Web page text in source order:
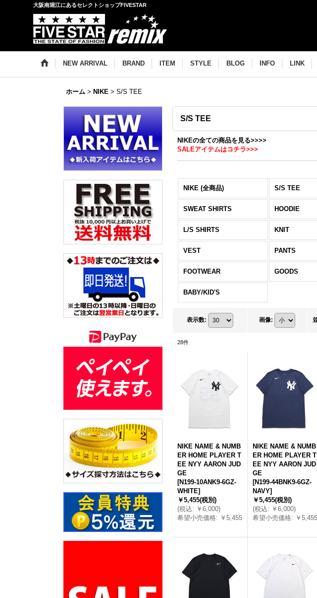
大阪南堀江にあるセレクトショップFIVESTAR
NEW ARRIVAL BRAND ITEM STYLE BLOG INFO LINK
ホーム > NIKE > S/S TEE
S/S TEE
NIKEの全ての商品を見る>>>>
SALEアイテムはコチラ>>>
NIKE (全商品) S/S TEE
SWEAT SHIRTS HOODIE
L/S SHIRTS KNIT
VEST PANTS
FOOTWEAR GOODS
BABY/KID'S
表示数: 画像:
28件
NIKE NAME & NUMB
ER HOME PLAYER T
EE NYY AARON JUD
GE
[N199-10ANK9-6GZ-
WHITE]
￥5,455(税別)
(税込: ￥6,000)
希望小売価格: ￥5,455
NIKE NAME & NUMB
ER HOME PLAYER T
EE NYY AARON JUD
GE
[N199-44BNK9-6GZ-
NAVY]
￥5,455(税別)
(税込: ￥6,000)
希望小売価格: ￥5,455